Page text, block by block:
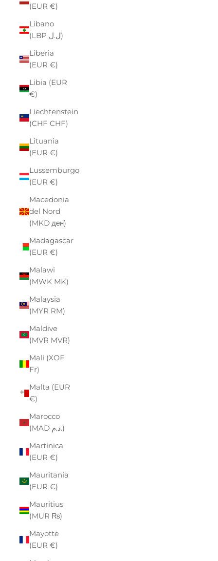
(EUR €)
Libano
(LBP ل.ل)
Liberia
(EUR €)
Libia (EUR
€)
Liechtenstein
(CHF CHF)
Lituania
(EUR €)
Lussemburgo
(EUR €)
Macedonia
del Nord
(MKD ден)
Madagascar
(EUR €)
Malawi
(MWK MK)
Malaysia
(MYR RM)
Maldive
(MVR MVR)
Mali (XOF
Fr)
Malta (EUR
€)
Marocco
(MAD د.م.)
Martinica
(EUR €)
Mauritania
(EUR €)
Mauritius
(MUR ₨)
Mayotte
(EUR €)